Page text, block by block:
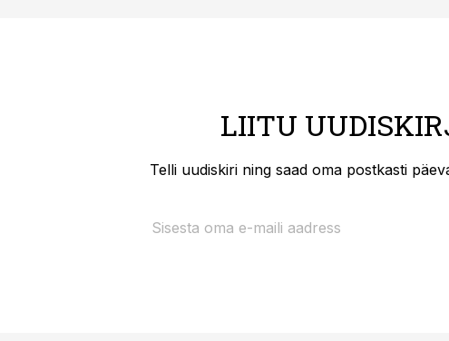
LIITU
Telli uudiskiri ning saad oma postkasti